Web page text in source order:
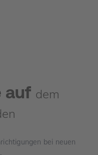
auf dem
bei neuen